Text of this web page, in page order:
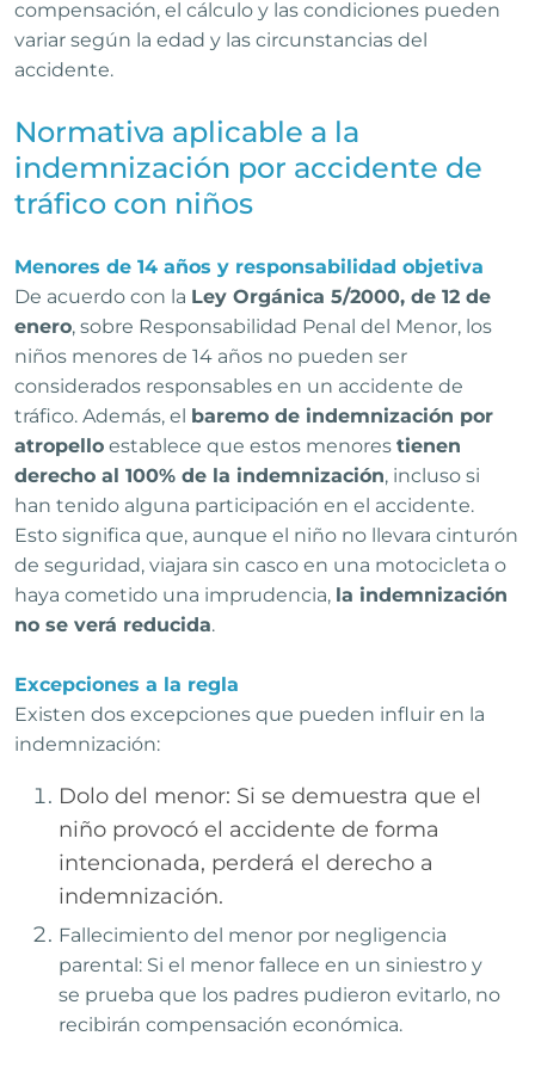
compensación, el cálculo y las condiciones pueden
variar según la edad y las circunstancias del
accidente.
Normativa aplicable a la
indemnización por accidente de
tráfico con niños
Menores de 14 años y responsabilidad objetiva
De acuerdo con la Ley Orgánica 5/2000, de 12 de
enero, sobre Responsabilidad Penal del Menor, los
niños menores de 14 años no pueden ser
considerados responsables en un accidente de
tráfico. Además, el baremo de indemnización por
atropello establece que estos menores tienen
derecho al 100% de la indemnización, incluso si
han tenido alguna participación en el accidente.
Esto significa que, aunque el niño no llevara cinturón
de seguridad, viajara sin casco en una motocicleta o
haya cometido una imprudencia, la indemnización
no se verá reducida.
Excepciones a la regla
Existen dos excepciones que pueden influir en la
indemnización:
Dolo del menor: Si se demuestra que el
niño provocó el accidente de forma
intencionada, perderá el derecho a
indemnización.
Fallecimiento del menor por negligencia
parental: Si el menor fallece en un siniestro y
se prueba que los padres pudieron evitarlo, no
recibirán compensación económica.